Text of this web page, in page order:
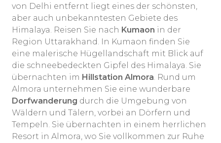
von Delhi entfernt liegt eines der schönsten,
aber auch unbekanntesten Gebiete des
Himalaya. Reisen Sie nach Kumaon in der
Region Uttarakhand. In Kumaon finden Sie
eine malerische Hügellandschaft mit Blick auf
die schneebedeckten Gipfel des Himalaya. Sie
übernachten im Hillstation Almora. Rund um
Almora unternehmen Sie eine wunderbare
Dorfwanderung durch die Umgebung von
Wäldern und Tälern, vorbei an Dörfern und
Tempeln. Sie übernachten in einem herrlichen
Resort in Almora, wo Sie vollkommen zur Ruhe